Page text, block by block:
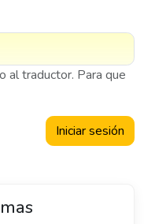
al traductor. Para que
Iniciar sesión